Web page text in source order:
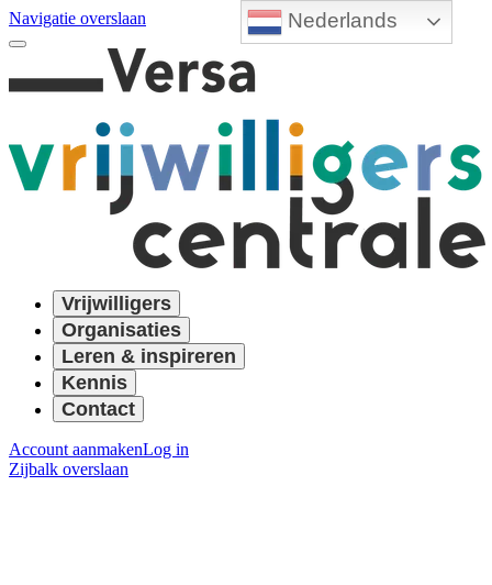
Nederlands
Navigatie overslaan
Vrijwilligers
Organisaties
Leren & inspireren
Kennis
Contact
Account aanmakenLog in
Zijbalk overslaan